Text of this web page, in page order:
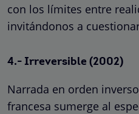
con los límites entre
invitándonos a
4.- Irreversible (2002)
Narrada en orden
francesa sumerge al